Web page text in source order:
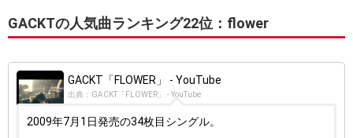
GACKTの人気曲ランキング22位：flower
GACKT「FLOWER」 - YouTube
出典：GACKT「FLOWER」 - YouTube
2009年7月1日発売の34枚目シングル。